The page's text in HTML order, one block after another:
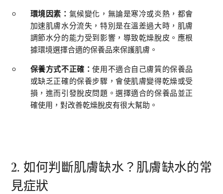
環境因素： 氣候變化，無論是寒冷或炎熱，都會
加速肌膚水分流失，特別是在溫差過大時，肌膚
調節水分的能力受到影響，導致乾燥脫皮。應根
據環境選擇合適的保養品來保護肌膚。
保養方式不正確：使用不適合自己膚質的保養品
或缺乏正確的保養步驟，會使肌膚變得乾燥或受
損，進而引發脫皮問題。選擇適合的保養品並正
確使用，對改善乾燥脫皮有很大幫助。
2. 如何判斷肌膚缺水？肌膚缺水的常
見症狀